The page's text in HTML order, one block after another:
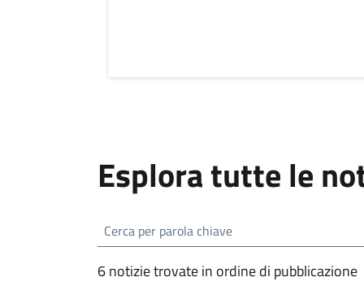
Esplora tutte le
6 notizie trovate in ordine di pubblicazione